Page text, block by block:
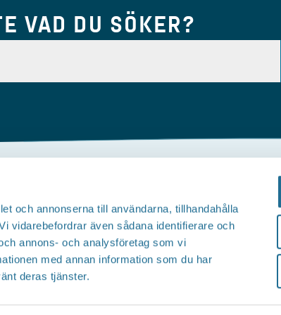
och annonserna till användarna, tillhandahålla
vidarebefordrar även sådana identifierare och
annons- och analysföretag som vi
med annan information som du har
deras tjänster.
VAD DU SÖKER?
Tillväxt Motala
Visit Östergötland